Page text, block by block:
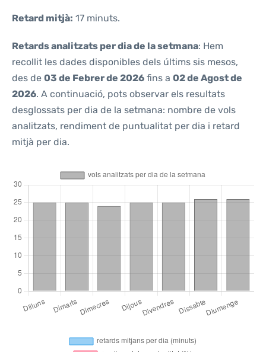
Retard mitjà: 17 minuts.
Retards analitzats per dia de la setmana: Hem
recollit les dades disponibles dels últims sis mesos,
des de 03 de Febrer de 2026 fins a 02 de Agost de
2026. A continuació, pots observar els resultats
desglossats per dia de la setmana: nombre de vols
analitzats, rendiment de puntualitat per dia i retard
mitjà per dia.